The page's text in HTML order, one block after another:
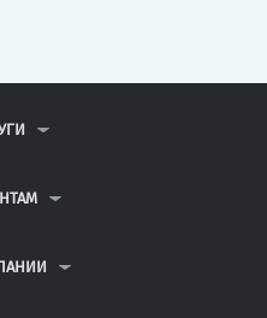
РАБОТЫ
ОТВЕТЫ